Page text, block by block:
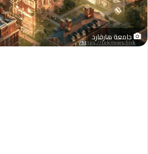
جامعة هارفارد